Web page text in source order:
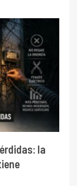
la